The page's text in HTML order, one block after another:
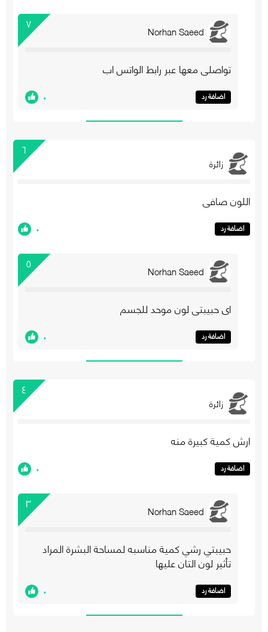
٧ Norhan Saeed
تواصلي معها عبر رابط الواتس اب
اضافة رد ٠
٦
زائرة
اللون صافي
اضافة رد ٠
٥ Norhan Saeed
اي حبيبتي لون موحد للجسم
اضافة رد ٠
٤
زائرة
ارش كمية كبيرة منه
اضافة رد ٠
٣ Norhan Saeed
حبيبتي رشي كمية مناسبه لمساحة البشرة المراد
تأثير لون التان عليها
اضافة رد ٠